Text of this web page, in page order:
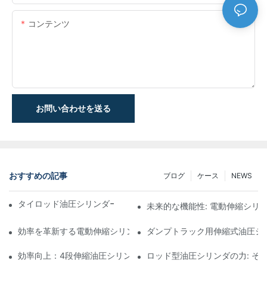
コンテンツ
お問い合わせを送る
おすすめの記事 NEWS
ケース
ブログ
タイロッド油圧シリンダーの機能と重要性を理解する
未来的な機能性: 電動伸縮シリ
効率を革新する電動伸縮シリンダ ダンプトラック用伸縮式油圧
効率向上：4段伸縮油圧シリンダーのメリットロッド型油圧シリンダの力: そ